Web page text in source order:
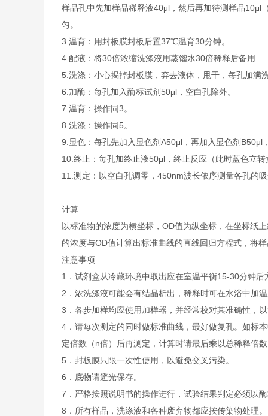
样品孔中先加样品稀释液40μl，然后再加待测样品10μl
匀。
3. 温育：用封板膜封板后置37℃温育30分钟。
4. 配液：将30倍浓缩洗涤液用蒸馏水30倍稀释后备用
5. 洗涤：小心揭掉封板膜，弃去液体，甩干，每孔加满
6. 加酶：每孔加入酶标试剂50μl，空白孔除外。
7. 温育：操作同3。
8. 洗涤：操作同5。
9. 显色：每孔先加入显色剂A50μl，再加入显色剂
10. 终止：每孔加终止液50μl，终止反应（此时蓝色立转
11. 测定：以空白孔调零，450nm波长依序测量各孔的
计算
以标准物的浓度为横坐标，OD值为纵坐标，在坐标纸
的浓度与OD值计算出标准曲线的直线回归方程式，将
注意事项
1．试剂盒从冷藏环境中取出应在室温平衡15-30分钟
2．浓洗涤液可能会有结晶析出，稀释时可在水浴中加
3．各步加样均应使用加样器，并经常校对其准确性，
4．请每次测定的同时做标准曲线，最好做复孔。如标
定倍数（n倍）后再测定，计算时请最后乘以总稀释倍
5．封板膜只限一次性使用，以避免交叉污染。
6．底物请避光保存。
7．严格按照说明书的操作进行，试验结果判定必须以
8．所有样品，洗涤液和各种废弃物都应按传染物处理。